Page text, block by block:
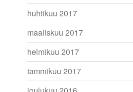
huhtikuu 2017
maaliskuu 2017
helmikuu 2017
tammikuu 2017